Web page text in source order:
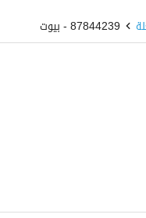
87844239 - بيوت